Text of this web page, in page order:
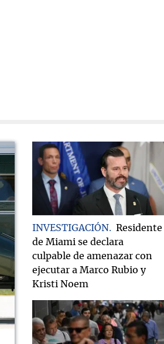
INVESTIGACIÓN
Residente
de Miami se declara
culpable de amenazar con
ejecutar a Marco Rubio y
Kristi Noem